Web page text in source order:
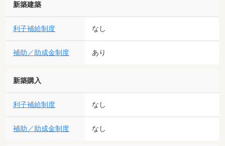
新築建築
利子補給制度 なし
補助／助成金制度 あり
新築購入
利子補給制度 なし
補助／助成金制度 なし